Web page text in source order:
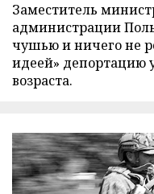
Заместитель
администрации
чушью и ничего не
идеей» депортацию
возраста.